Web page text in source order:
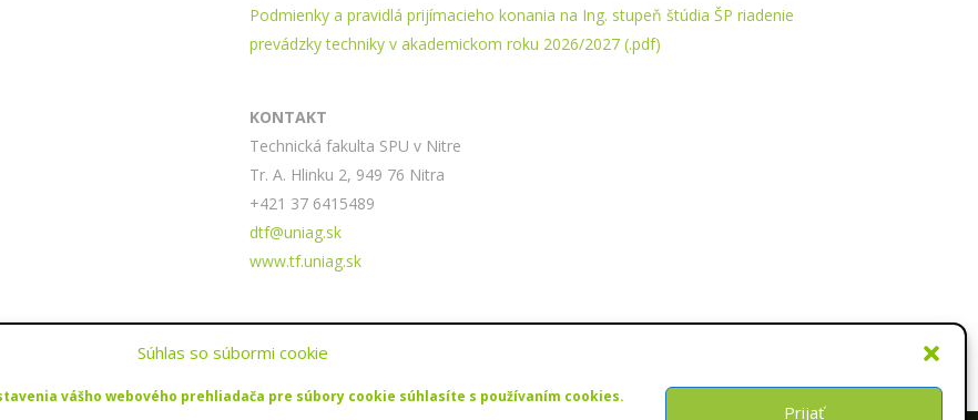
Súhlas so súbormi cookie
vášho webového prehliadača pre súbory cookie súhlasíte s používaním cookies.
Prijať
Podmienky a pravidlá prijímacieho konania na Ing. stupeň štúdia ŠP riadenie
prevádzky techniky v akademickom roku 2026/2027 (.pdf)
KONTAKT
Technická fakulta SPU v Nitre
Tr. A. Hlinku 2, 949 76 Nitra
+421 37 6415489
dtf@uniag.sk
www.tf.uniag.sk